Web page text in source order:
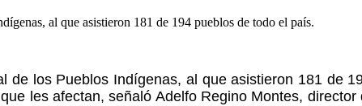
al que asistieron 181 de 194 pueblos de todo el país.
de los Pueblos Indígenas, al que asistieron 181 de
les afectan, señaló Adelfo Regino Montes,